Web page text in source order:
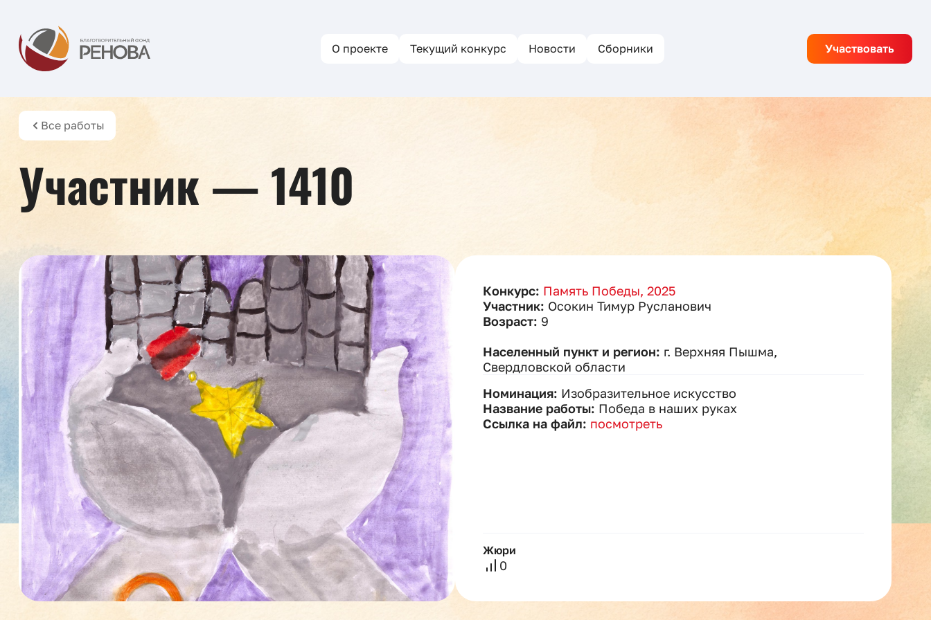
О проекте Текущий конкурс Новости Сборники Участвовать
Все работы
Участник — 1410
Конкурс: Память Победы, 2025
Участник: Осокин Тимур Русланович
Возраст: 9
Населенный пункт и регион: г. Верхняя Пышма,
Свердловской области
Номинация: Изобразительное искусство
Название работы: Победа в наших руках
Ссылка на файл: посмотреть
Жюри
0